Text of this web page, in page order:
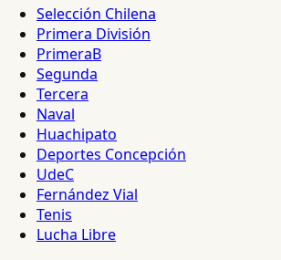
Selección Chilena
Primera División
PrimeraB
Segunda
Tercera
Naval
Huachipato
Deportes Concepción
UdeC
Fernández Vial
Tenis
Lucha Libre